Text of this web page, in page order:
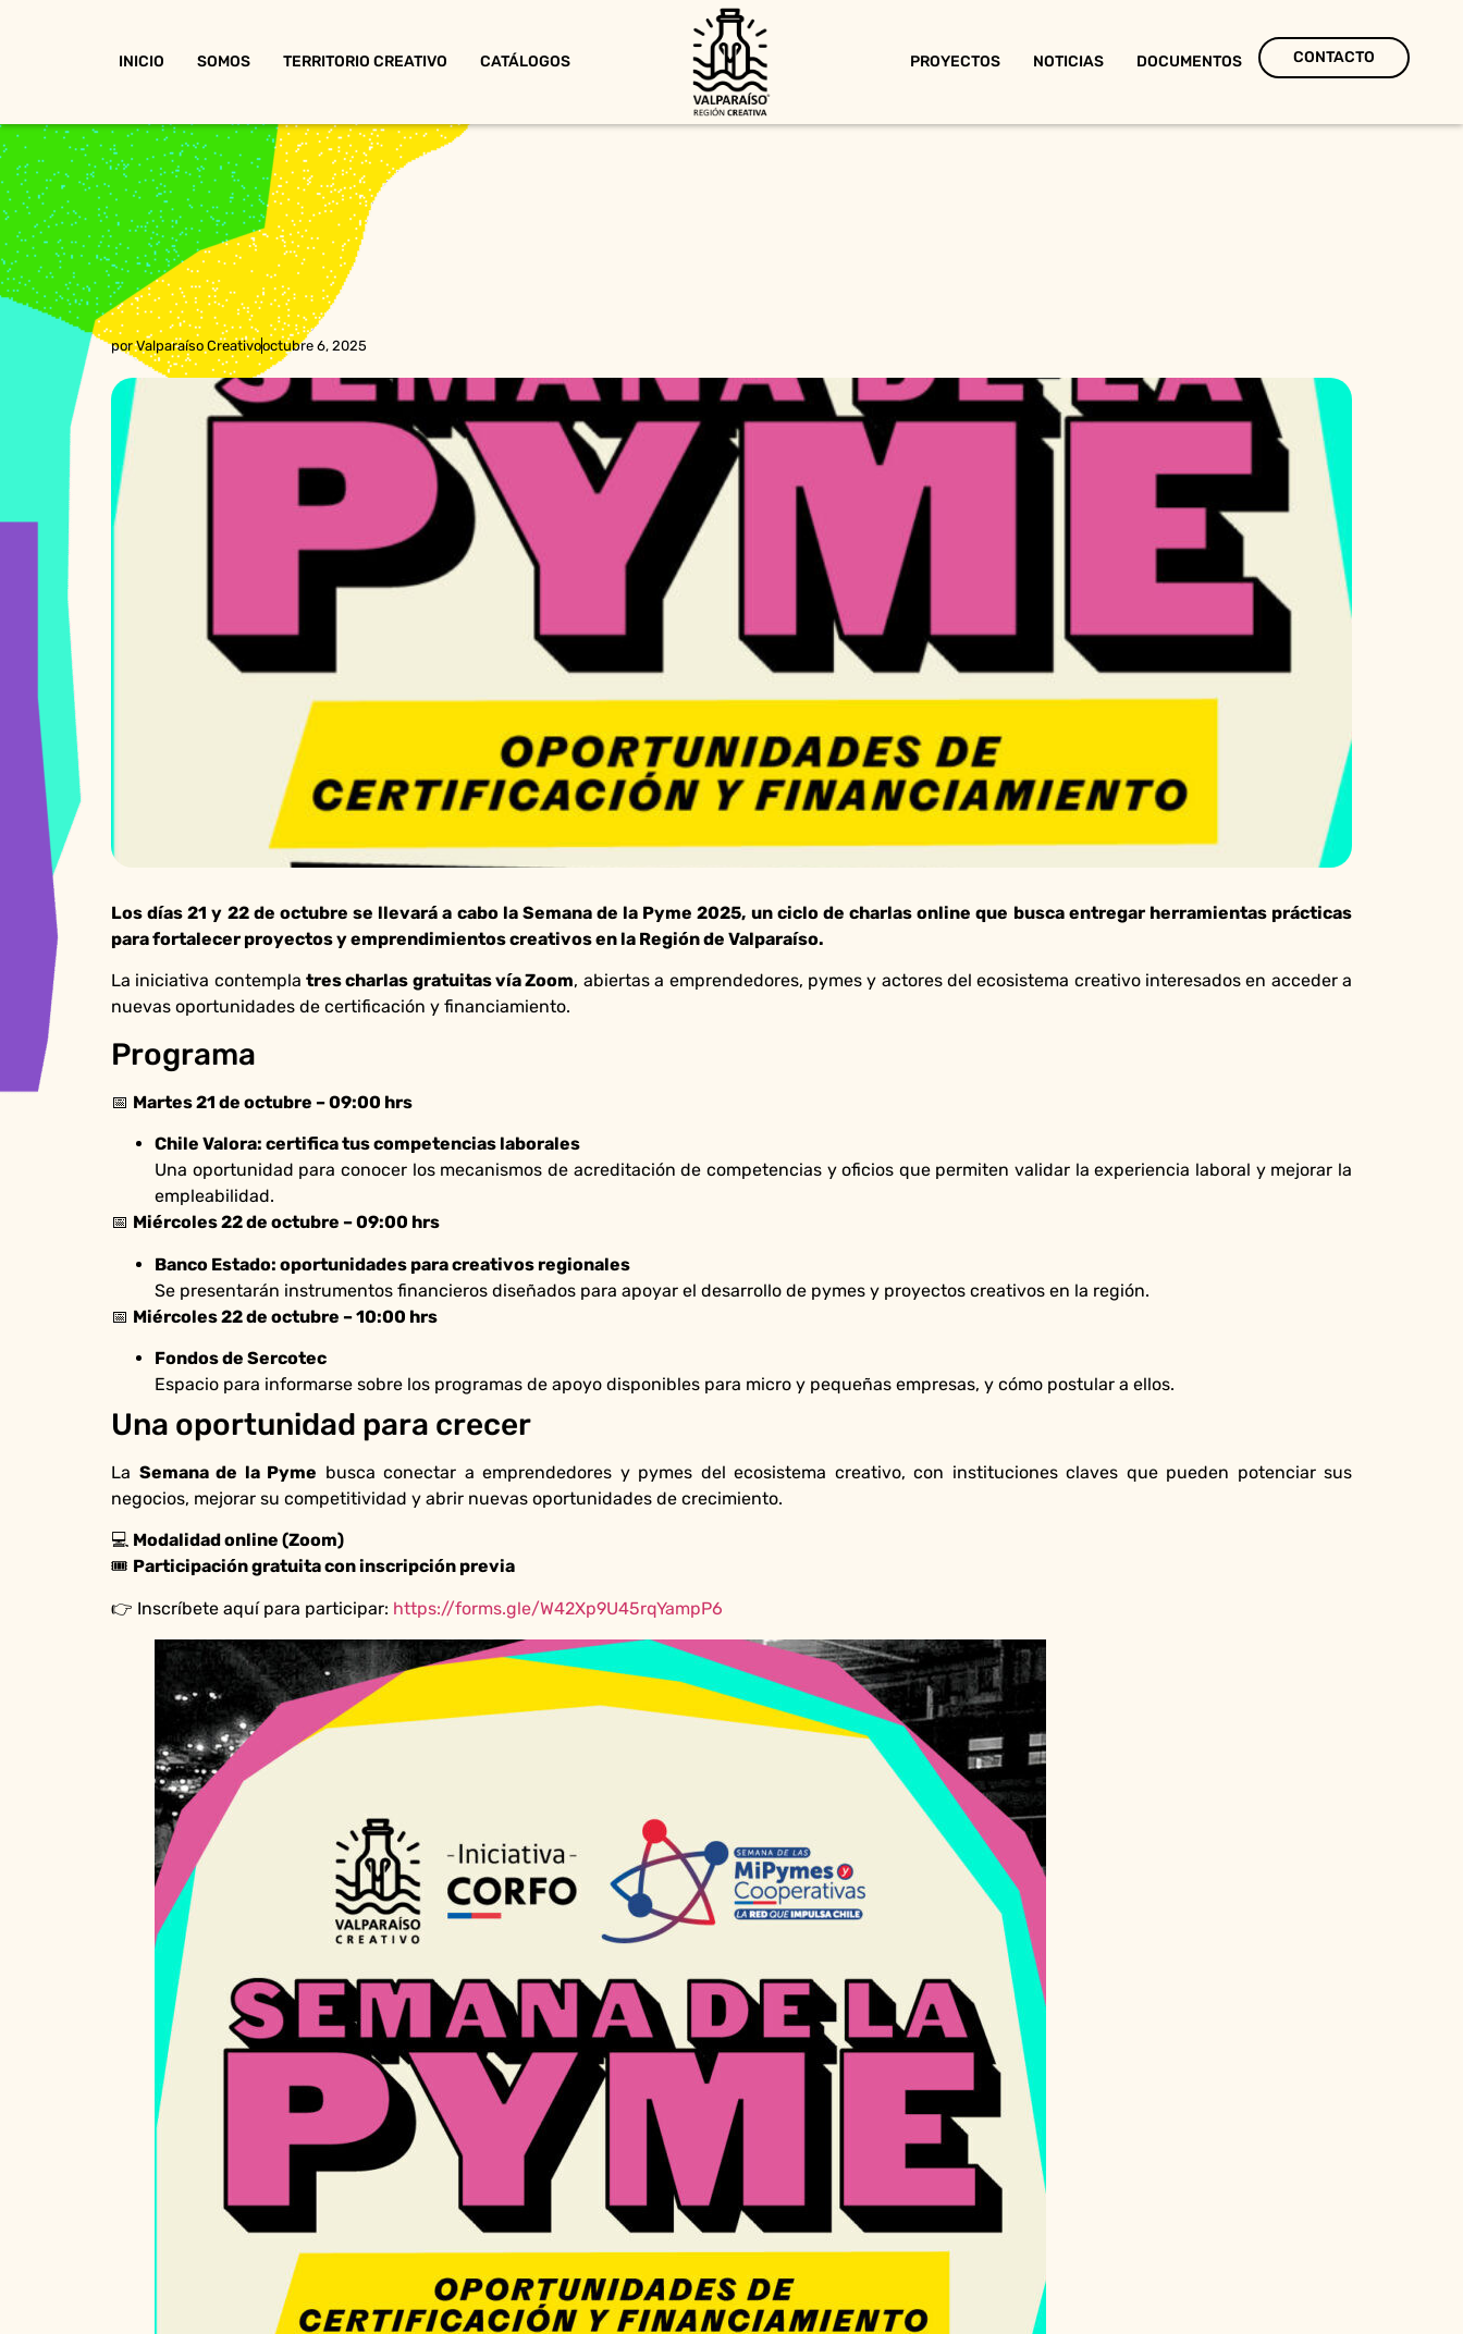
INICIO SOMOS TERRITORIO CREATIVO CATÁLOGOS PROYECTOS NOTICIAS DOCUMENTOS CONTACTO
porValparaíso Creativooctubre 6, 2025
Los días 21 y 22 de octubre se llevará a cabo la Semana de la Pyme 2025, un ciclo de charlas online que busca entregar herramientas prácticas
para fortalecer proyectos y emprendimientos creativos en la Región de Valparaíso.
La iniciativa contemplatres charlas gratuitas vía Zoom, abiertas a emprendedores, pymes y actores del ecosistema creativo interesados en acceder a
nuevas oportunidades de certificación y financiamiento.
Programa
📅 Martes 21 de octubre – 09:00 hrs
Chile Valora: certifica tus competencias laborales
Una oportunidad para conocer los mecanismos de acreditación de competencias y oficios que permiten validar la experiencia laboral y mejorar la
empleabilidad.
📅 Miércoles 22 de octubre – 09:00 hrs
Banco Estado: oportunidades para creativos regionales
Se presentarán instrumentos financieros diseñados para apoyar el desarrollo de pymes y proyectos creativos en la región.
📅 Miércoles 22 de octubre – 10:00 hrs
Fondos de Sercotec
Espacio para informarse sobre los programas de apoyo disponibles para micro y pequeñas empresas, y cómo postular a ellos.
Una oportunidad para crecer
La Semana de la Pyme busca conectar a emprendedores y pymes del ecosistema creativo, con instituciones claves que pueden potenciar sus
negocios, mejorar su competitividad y abrir nuevas oportunidades de crecimiento.
💻 Modalidad online (Zoom)
🎟 Participación gratuita con inscripción previa
👉 Inscríbete aquí para participar: https://forms.gle/W42Xp9U45rqYampP6